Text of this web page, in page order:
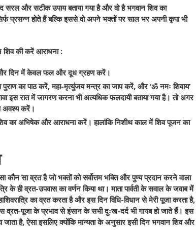
और सटीक उपाय बताया गया है और वो है भगवान शिव का
प्रसन्न होते हैं बल्कि इससे वो अपने भक्तों पर साल भर अपनी कृपा भी
शिव की करें आराधना :
और दिन में केवल फल और दूध ग्रहण करें।
पुराण का पाठ करें, महा-मृत्युंजय मन्त्र का जाप करें, और ‘ॐ नमः शिवाय’
इस रात में जागरण करना भी अत्यधिक फलदायी बताया गया है। तो अगर
अवश्य करें।
का अभिषेक और आराधना करें। हालांकि निशीथ काल में शिव पूजन का
कौन सा व्रत है जो भक्तों को सर्वोत्तम भक्ति और पुण्य प्रदान करने वाला
के ही व्रत-उपवास का वर्णन किया था। माता पार्वती के सवाल के जवाब में
का व्रत करता है और इस दिन विधि-विधान से मेरी पूजा करता है,
व्रत-पूजा के प्रभाव से इंसान के सभी दुःख-दर्द भी गायब हो जाते हैं। इस
है, ऐसा इसलिए क्योंकि मान्यता के अनुसार इसी दिन भगवान शिव और